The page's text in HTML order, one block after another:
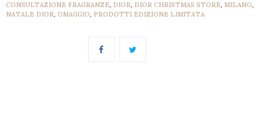
CONSULTAZIONE FRAGRANZE, DIOR, DIOR CHRISTMAS STORE, MILANO,
NATALE DIOR, OMAGGIO, PRODOTTI EDIZIONE LIMITATA